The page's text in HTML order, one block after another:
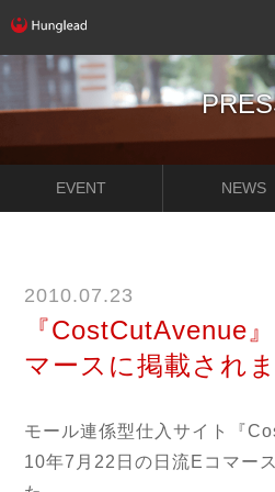
EVENT NEWS
2010.07.23
『CostCutAvenue
マースに掲載され
モール連係型仕入サイト『
10年7月22日の日流Eコマー